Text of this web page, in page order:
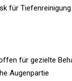
für
für gezielte
Augenpartie